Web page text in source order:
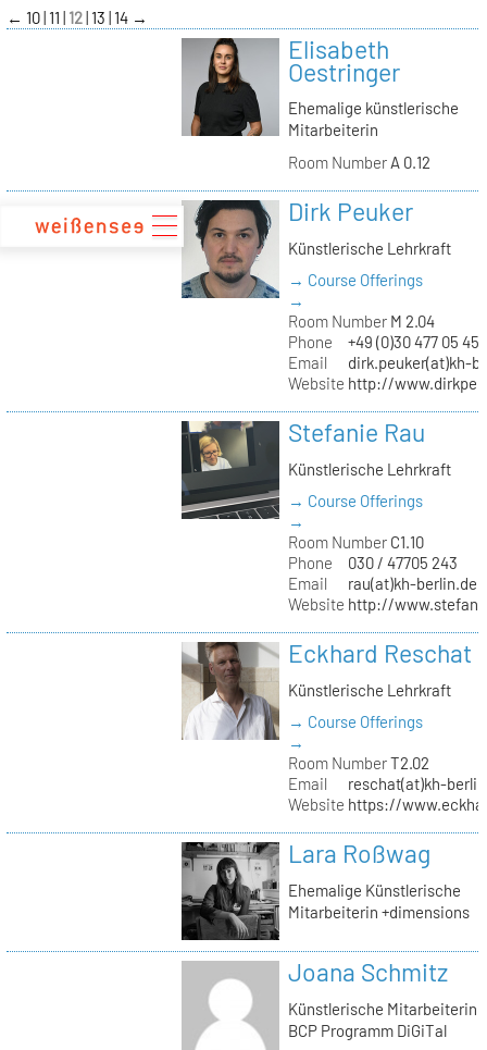
zum
Inhalt
← 10 11 12 13 14 →
Elisabeth
Oestringer
Ehemalige künstlerische
Mitarbeiterin
Room NumberA 0.12
Dirk Peuker
Künstlerische Lehrkraft
→ Course Offerings
→
Room NumberM 2.04
Phone
+49 (0)30 477 05
Email
dirk.peuker(at)kh-
Website http://
Stefanie Rau
Künstlerische Lehrkraft
→ Course Offerings
→
Room NumberC1.10
Phone
030 / 47705 243
Email
rau(at)kh-berlin.de
Website http://
Eckhard Reschat
Künstlerische Lehrkraft
→ Course Offerings
→
Room NumberT2.02
Email
reschat(at)kh-
Website https://
Lara Roßwag
Ehemalige Künstlerische
Mitarbeiterin +dimensions
Joana Schmitz
Künstlerische Mitarbeiterin
BCP Programm DiGiTal